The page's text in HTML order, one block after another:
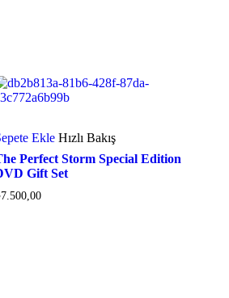
Ekle Hızlı Bakış
Perfect Storm Special Edition
Gift Set
7.500,00